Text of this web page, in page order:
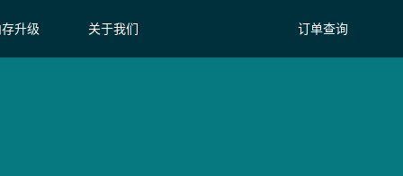
升级 关于我们 订单查询